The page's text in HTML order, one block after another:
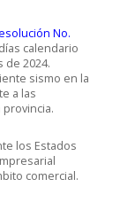
No.
calendario
de 2024.
sismo en la
a las
los Estados
comercial.